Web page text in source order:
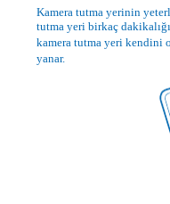
Kamera tutma yerinin
tutma yeri birkaç
kamera tutma yeri kendini
yanar.